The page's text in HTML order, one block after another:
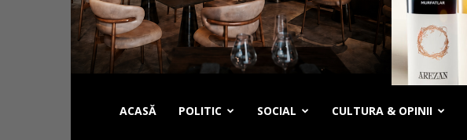
ACASĂ POLITIC SOCIAL CULTURA & OPINII